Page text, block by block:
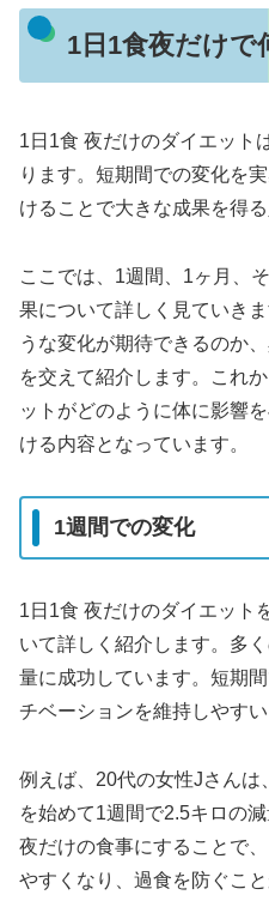
1日1食夜だけで
1日1食 夜だけのダイエット
ります。短期間での変化を
けることで大きな成果を得る
ここでは、1週間、1ヶ月、
果について詳しく見ていき
うな変化が期待できるのか
を交えて紹介します。これ
ットがどのように体に影響
ける内容となっています。
1週間での変化
1日1食 夜だけのダイエット
いて詳しく紹介します。多
量に成功しています。短期
チベーションを維持しやす
例えば、20代の女性Jさんは
を始めて1週間で2.5キロの
夜だけの食事にすることで
やすくなり、過食を防ぐこ